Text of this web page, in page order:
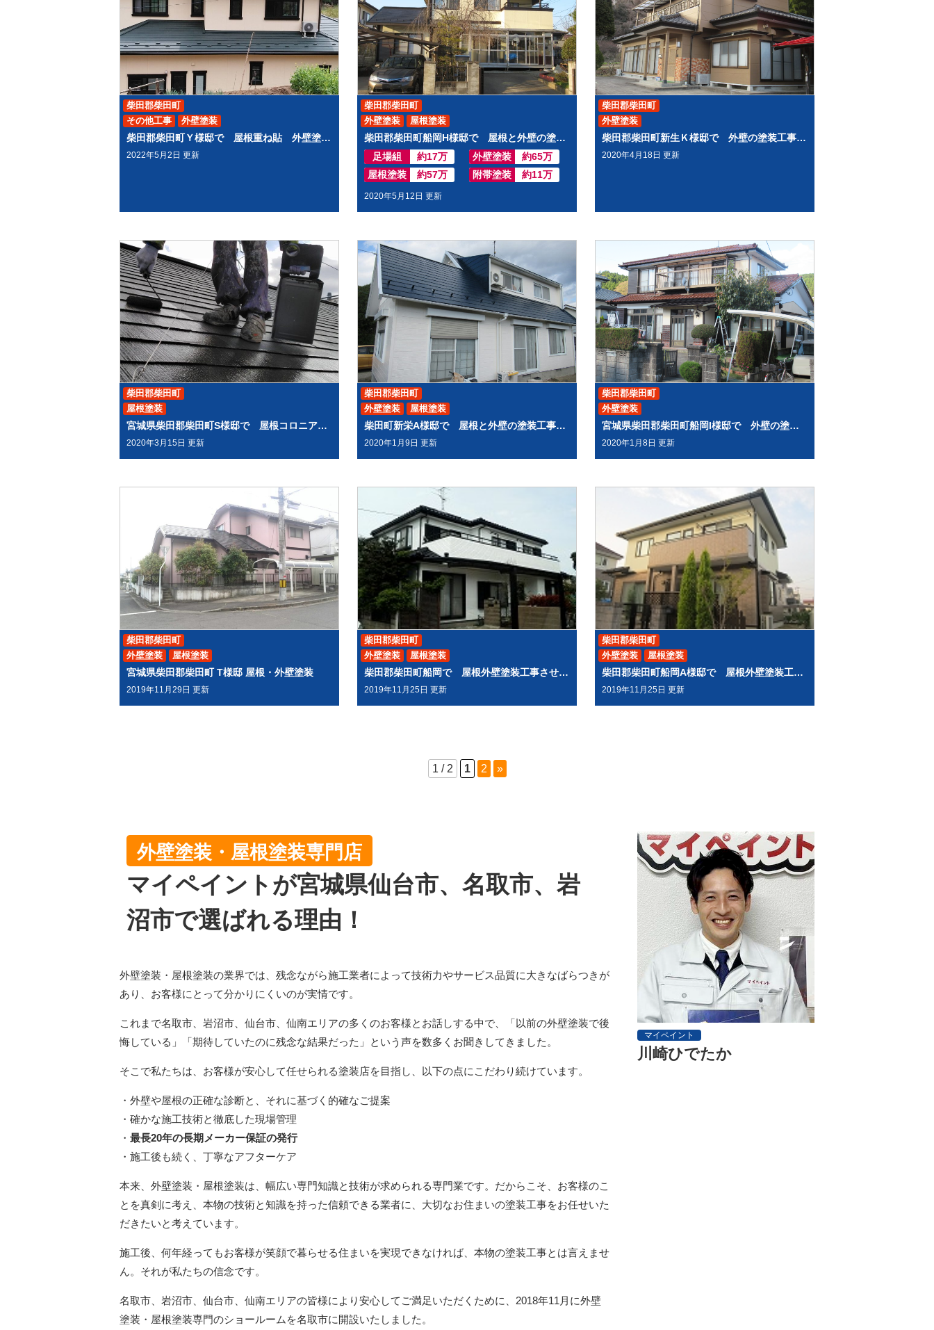
柴田郡柴田町Ｙ様邸で 屋根重ね貼 外壁塗装工事させて頂きした
2022年5月2日 更新
その他工事 外壁塗装
柴田郡柴田町
柴田郡柴田町船岡H様邸で 屋根と外壁の塗装工事をしました。
足場組
約17万 外壁塗装
約65万
屋根塗装
約57万 附帯塗装 約11万
2020年5月12日 更新
外壁塗装 屋根塗装
柴田郡柴田町
柴田郡柴田町新生Ｋ様邸で 外壁の塗装工事をしました。
2020年4月18日 更新
外壁塗装
柴田郡柴田町
宮城県柴田郡柴田町S様邸で 屋根コロニアルの塗装 汚れが落ちる
2020年3月15日 更新
屋根塗装
柴田郡柴田町
柴田町新栄A様邸で 屋根と外壁の塗装工事をしました。
2020年1月9日 更新
外壁塗装 屋根塗装
柴田郡柴田町
宮城県柴田郡柴田町船岡I様邸で 外壁の塗装工事をしました。
2020年1月8日 更新
外壁塗装
柴田郡柴田町
宮城県柴田郡柴田町 T様邸 屋根・外壁塗装
2019年11月29日 更新
外壁塗装 屋根塗装
柴田郡柴田町
柴田郡柴田町船岡で 屋根外壁塗装工事させて頂きました
2019年11月25日 更新
外壁塗装 屋根塗装
柴田郡柴田町
柴田郡柴田町船岡A様邸で 屋根外壁塗装工事させて頂きました
2019年11月25日 更新
外壁塗装 屋根塗装
柴田郡柴田町
1 / 2 1 2 »
外壁塗装・屋根塗装専門店
マイペイントが宮城県仙台市、名取市、岩
沼市で選ばれる理由！
外壁塗装・屋根塗装の業界では、残念ながら施工業者によって技術力やサービス品質に大きなばらつきが
あり、お客様にとって分かりにくいのが実情です。
これまで名取市、岩沼市、仙台市、仙南エリアの多くのお客様とお話しする中で、「以前の外壁塗装で後
悔している」「期待していたのに残念な結果だった」という声を数多くお聞きしてきました。
そこで私たちは、お客様が安心して任せられる塗装店を目指し、以下の点にこだわり続けています。
・外壁や屋根の正確な診断と、それに基づく的確なご提案
・確かな施工技術と徹底した現場管理
・ 最長20年の長期メーカー保証の発行
・施工後も続く、丁寧なアフターケア
本来、外壁塗装・屋根塗装は、幅広い専門知識と技術が求められる専門業です。だからこそ、お客様のこ
とを真剣に考え、本物の技術と知識を持った信頼できる業者に、大切なお住まいの塗装工事をお任せいた
だきたいと考えています。
施工後、何年経ってもお客様が笑顔で暮らせる住まいを実現できなければ、本物の塗装工事とは言えませ
ん。それが私たちの信念です。
名取市、岩沼市、仙台市、仙南エリアの皆様により安心してご満足いただくために、2018年11月に外壁
塗装・屋根塗装専門のショールームを名取市に開設いたしました。
マイペイント
川崎ひでたか